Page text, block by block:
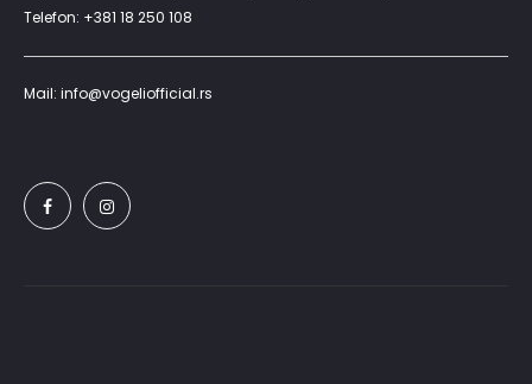
Telefon: +381 18 250 108
Mail: info@vogeliofficial.rs